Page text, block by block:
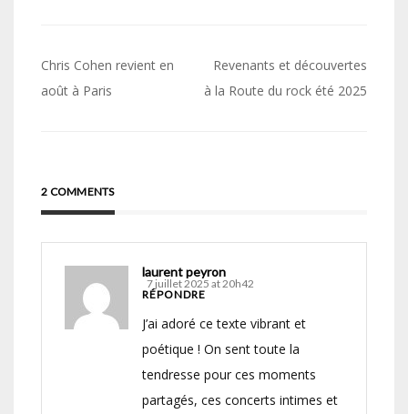
Navigation
de
Chris Cohen revient en
août à Paris
Revenants et découvertes
à la Route du rock été 2025
2 COMMENTS
laurent peyron
7 juillet 2025 at 20h42
RÉPONDRE
J’ai adoré ce texte vibrant et
poétique ! On sent toute la
tendresse pour ces moments
partagés, ces concerts intimes et